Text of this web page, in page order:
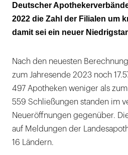
Deutscher
2022 die Zahl der Filialen um
damit sei ein neuer
Nach den neuesten
zum Jahresende 2023 noch
497 Apotheken weniger als
559 Schließungen standen im
Neueröffnungen gegenüber.
auf Meldungen der
16 Ländern.